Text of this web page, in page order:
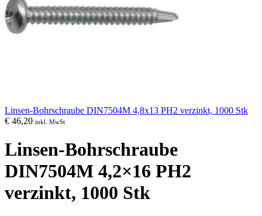
Linsen-Bohrschraube DIN7504M 4,8x13 PH2 verzinkt, 1000 Stk
€ 46,20 inkl. MwSt
Linsen-Bohrschraube
DIN7504M 4,2×16 PH2
verzinkt, 1000 Stk